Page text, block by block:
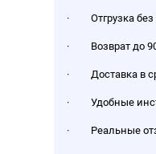
· Отгрузка без
· Возврат до
· Доставка в
· Удобные
· Реальные